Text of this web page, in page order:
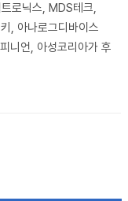
로닉스, MDS테크,
, 아나로그디바이스
니언, 아성코리아가 후